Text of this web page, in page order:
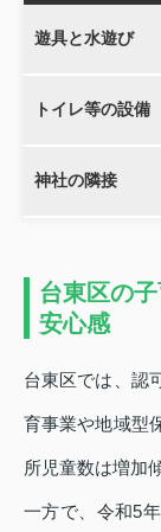
遊具と水遊び
トイレ等の設備
神社の隣接
台東区の
安心感
台東区では、認
育事業や地域型
所児童数は増加
一方で、令和5